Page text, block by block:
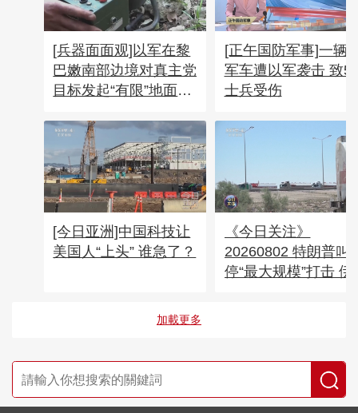
[兵器面面观]以军在黎
巴嫩南部边境对真主党
目标发起“有限”地面进
[正午国防军事]一辆
军车遭以军袭击 致5
士兵受伤
[今日亚洲]中国科技让
美国人“上头” 谁急了？
《今日关注》
20260802 特朗普叫
停“最大规模”打击 伊
加載更多